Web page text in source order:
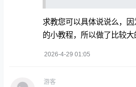
求教您可以具体说说么，
的小教程，所以做了比较大
2026-4-29 01:05
游客